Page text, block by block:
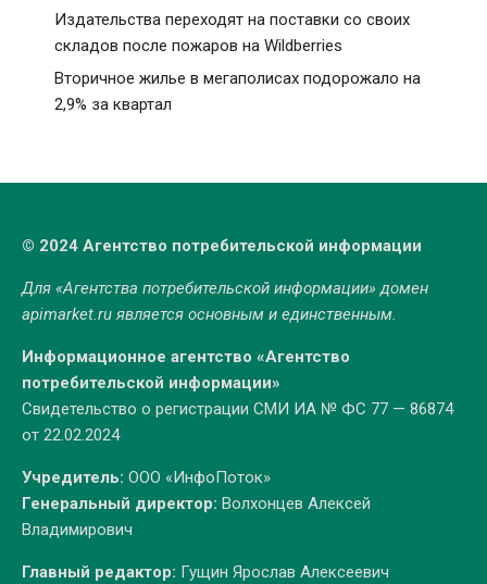
Издательства переходят на поставки со своих
складов после пожаров на Wildberries
Вторичное жилье в мегаполисах подорожало на
2,9% за квартал
© 2024 Агентство потребительской информации
Для «Агентства потребительской информации» домен
apimarket.ruявляется основным и единственным.
Информационное агентство «Агентство
потребительской информации»
Свидетельство о регистрации СМИ ИА № ФС 77 — 86874
от 22.02.2024
Учредитель: ООО «ИнфоПоток»
Генеральный директор: Волхонцев Алексей
Владимирович
Главный редактор: Гущин Ярослав Алексеевич